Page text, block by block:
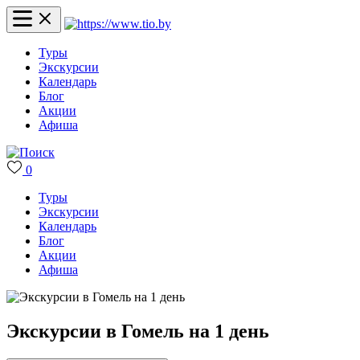
Туры
Экскурсии
Календарь
Блог
Акции
Афиша
0
Туры
Экскурсии
Календарь
Блог
Акции
Афиша
Экскурсии в Гомель на 1 день